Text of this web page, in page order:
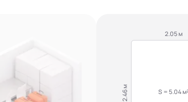
2.05 м
S = 5.04
2.46 м